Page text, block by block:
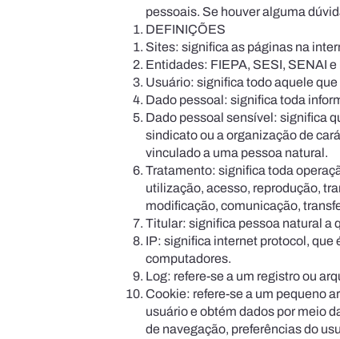
pessoais. Se houver alguma
DEFINIÇÕES
Sites: significa as páginas na
Entidades: FIEPA, SESI, SENAI e
Usuário: significa todo aquele
Dado pessoal: significa toda
Dado pessoal sensível: significa
sindicato ou a organização de
vinculado a uma pessoa natural.
Tratamento: significa toda
utilização, acesso, repro­dução,
modificação, comunicação,
Titular: significa pessoa natural a
IP: significa internet protocol, que
computadores.
Log: refere-se a um registro ou
Cookie: refere-se a um pequeno
usuário e obtém dados por meio
de navegação, preferências do